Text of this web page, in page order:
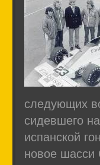
следующих
сидевшего
испанской
новое шасси